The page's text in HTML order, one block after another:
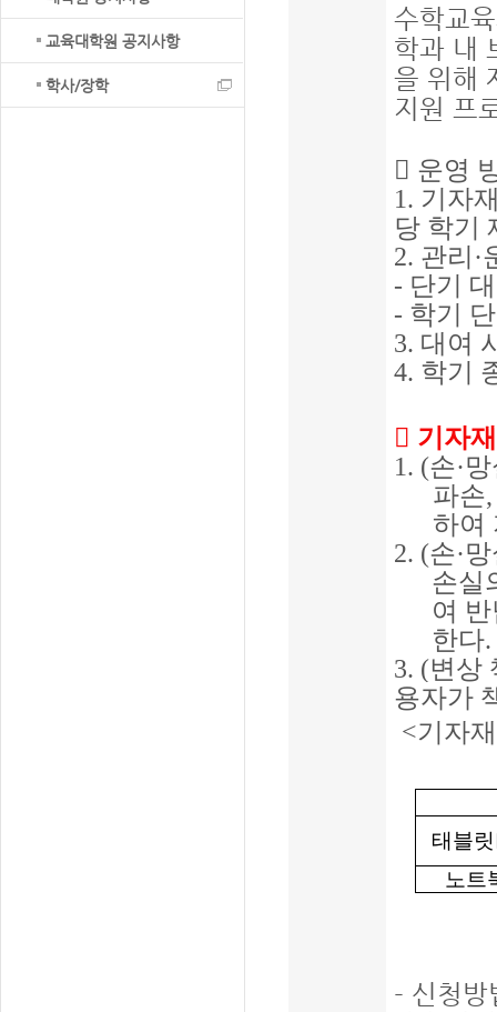
교육대학원 공지사항
학사/장학
수학교
학과 내
을 위해
지원 프
 운영
1. 기자
당 학기
2. 관리 ·
- 단기
- 학기
3. 대여
4. 학기
 기자
1. (손·
파손
하여
2. (손·
손실
여
한다.
3. (변상
용자가
<기자
태블릿
노트
- 신청